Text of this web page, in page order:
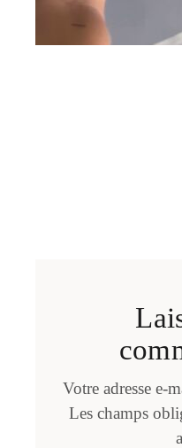
Votre adresse e-
Les champs